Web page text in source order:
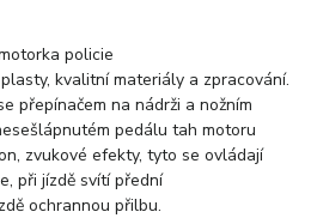
policie
kvalitní materiály a zpracování.
přepínačem na nádrži a nožním
pedálu tah motoru
zvukové efekty, tyto se ovládají
při jízdě svítí přední
ochrannou přilbu.